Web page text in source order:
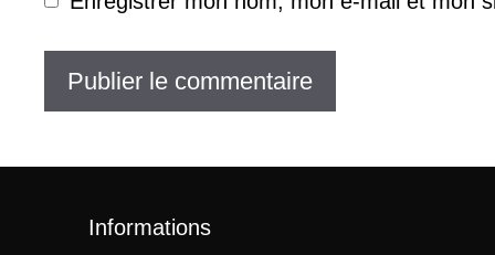
Informations